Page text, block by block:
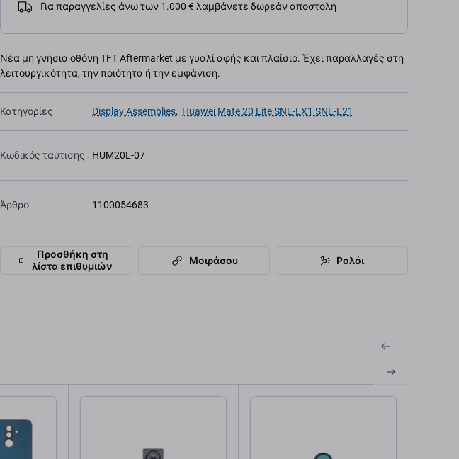
Για παραγγελίες άνω των 1.000 € λαμβάνετε δωρεάν αποστολή
Νέα μη γνήσια οθόνη TFT Aftermarket με γυαλί αφής και πλαίσιο. Έχει παραλλαγές στη
λειτουργικότητα, την ποιότητα ή την εμφάνιση.
Κατηγορίες Display Assemblies, Huawei Mate 20 Lite SNE-LX1 SNE-L21
Κωδικός ταύτισης HUM20L-07
Άρθρο 1100054683
Προσθήκη στη
λίστα επιθυμιών
Μοιράσου Ρολόι